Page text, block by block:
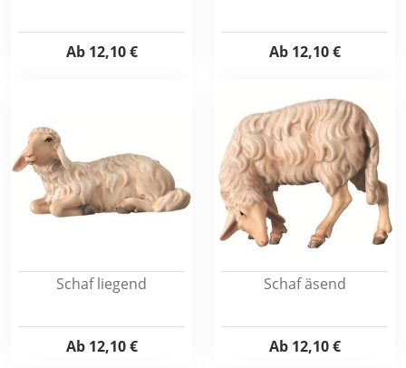
Ab12,10 € Ab12,10 €
Schaf liegend
Ab12,10 €
Schaf äsend
Ab12,10 €